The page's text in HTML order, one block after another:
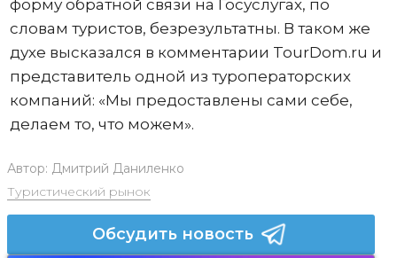
форму обратной связи на Госуслугах, по
словам туристов, безрезультатны. В таком же
духе высказался в комментарии TourDom.ru и
представитель одной из туроператорских
компаний: «Мы предоставлены сами себе,
делаем то, что можем».
Автор: Дмитрий Даниленко
Туристический рынок
Обсудить новость